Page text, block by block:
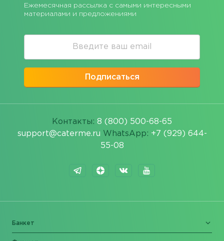
Ежемесячная рассылка с самыми интересными
материалами и предложениями
Подписаться
Контакты: 8 (800) 500-68-65
support@caterme.ru WhatsApp: +7 (929) 644-
55-08
Банкет